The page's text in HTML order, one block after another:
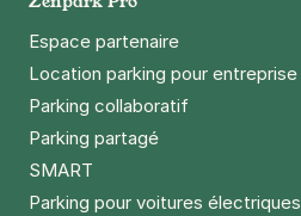
+ Abonnements disponibles
6 rue de l'Essai
Espace partenaire
Location parking pour entreprise
Parking collaboratif
Parking partagé
SMART
Parking pour voitures électriques